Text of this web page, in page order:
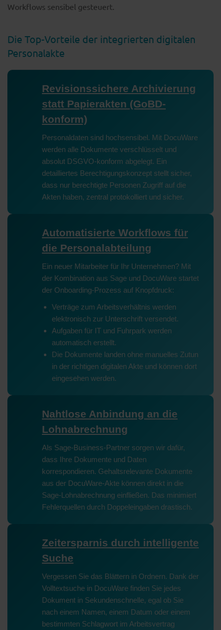
Workflows sensibel gesteuert.
Die Top-Vorteile der integrierten digitalen
Personalakte
Revisionssichere Archivierung
statt Papierakten (GoBD-
konform)
Personaldaten sind hochsensibel. Mit DocuWare
werden alle Dokumente verschlüsselt und
absolut DSGVO-konform abgelegt. Ein
detailliertes Berechtigungskonzept stellt sicher,
dass nur berechtigte Personen Zugriff auf die
Akten haben, zentral protokolliert und sicher.
Automatisierte Workflows für
die Personalabteilung
Ein neuer Mitarbeiter für Ihr Unternehmen? Mit
der Kombination aus Sage und DocuWare startet
der Onboarding-Prozess auf Knopfdruck:
Verträge zum Arbeitsverhältnis werden
elektronisch zur Unterschrift versendet.
Aufgaben für IT und Fuhrpark werden
automatisch erstellt.
Die Dokumente landen ohne manuelles Zutun
in der richtigen digitalen Akte und können dort
eingesehen werden.
Nahtlose Anbindung an die
Lohnabrechnung
Als Sage-Business-Partner sorgen wir dafür,
dass Ihre Dokumente und Daten
korrespondieren. Gehaltsrelevante Dokumente
aus der DocuWare-Akte können direkt in die
Sage-Lohnabrechnung einfließen. Das minimiert
Fehlerquellen durch Doppeleingaben drastisch.
Zeitersparnis durch intelligente
Suche
Vergessen Sie das Blättern in Ordnern. Dank der
Volltextsuche in DocuWare finden Sie jedes
Dokument in Sekundenschnelle, egal ob Sie
nach einem Namen, einem Datum oder einem
bestimmten Schlagwort im Arbeitsvertrag